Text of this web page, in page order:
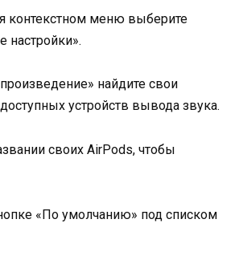
контекстном меню выберите
найдите свои
устройств вывода звука.
своих AirPods, чтобы
«По умолчанию» под списком